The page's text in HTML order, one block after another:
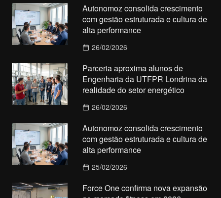
Autonomoz consolida crescimento
com gestão estruturada e cultura de
alta performance
26/02/2026
Parceria aproxima alunos de
Engenharia da UTFPR Londrina da
realidade do setor energético
26/02/2026
Autonomoz consolida crescimento
com gestão estruturada e cultura de
alta performance
25/02/2026
Force One confirma nova expansão